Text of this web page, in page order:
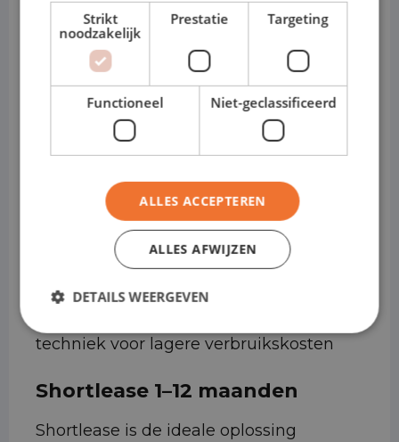
• Comfortabel en stabiel rijgedrag, ook
bij langere ritten
• Ruime en praktisch ingedeelde
bagageruimte
• Wendbaar en overzichtelijk, ideaal voor
stedelijk gebruik
• Leverbaar met moderne hybride
techniek voor lagere verbruikskosten
Shortlease 1–12 maanden
Shortlease is de ideale oplossing
Strikt
noodzakelijk
Prestatie Targeting
Functioneel Niet-geclassificeerd
ALLES ACCEPTEREN
ALLES AFWIJZEN
DETAILS WEERGEVEN